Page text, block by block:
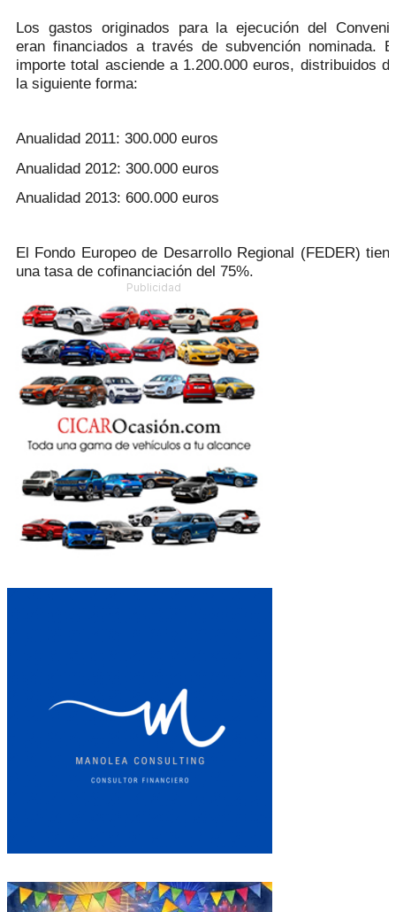
Los gastos originados para la ejecución del
eran financiados a través de subvención nominada.
importe total asciende a 1.200.000 euros, distribuidos
la siguiente forma:
Anualidad 2011: 300.000 euros
Anualidad 2012: 300.000 euros
Anualidad 2013: 600.000 euros
El Fondo Europeo de Desarrollo Regional (FEDER)
una tasa de cofinanciación del 75%.
Publicidad